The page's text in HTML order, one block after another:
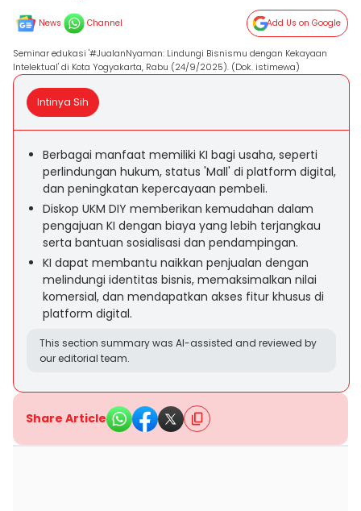
News Channel Add Us on Google
Seminar edukasi '#JualanNyaman: Lindungi Bisnismu dengan Kekayaan
Intelektual' di Kota Yogyakarta, Rabu (24/9/2025). (Dok. istimewa)
Intinya Sih
Berbagai manfaat memiliki KI bagi usaha, seperti
perlindungan hukum, status 'Mall' di platform digital,
dan peningkatan kepercayaan pembeli.
Diskop UKM DIY memberikan kemudahan dalam
pengajuan KI dengan biaya yang lebih terjangkau
serta bantuan sosialisasi dan pendampingan.
KI dapat membantu naikkan penjualan dengan
melindungi identitas bisnis, memaksimalkan nilai
komersial, dan mendapatkan akses fitur khusus di
platform digital.
This section summary was AI-assisted and reviewed by
our editorial team.
Share Article